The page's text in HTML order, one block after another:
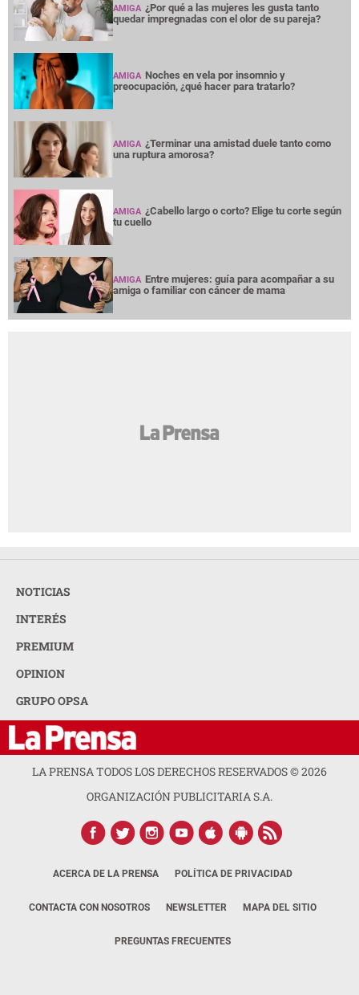
AMIGA ¿Por qué a las mujeres les gusta tanto
quedar impregnadas con el olor de su pareja?
AMIGA Noches en vela por insomnio y
preocupación, ¿qué hacer para tratarlo?
AMIGA ¿Terminar una amistad duele tanto como
una ruptura amorosa?
AMIGA ¿Cabello largo o corto? Elige tu corte según
tu cuello
AMIGA Entre mujeres: guía para acompañar a su
amiga o familiar con cáncer de mama
NOTICIAS
INTERÉS
PREMIUM
OPINION
GRUPO OPSA
LA PRENSA TODOS LOS DERECHOS RESERVADOS ©2026
ORGANIZACIÓN PUBLICITARIA S.A.
ACERCA DE LA PRENSA POLÍTICA DE PRIVACIDAD
CONTACTA CON NOSOTROS NEWSLETTER MAPA DEL SITIO
PREGUNTAS FRECUENTES